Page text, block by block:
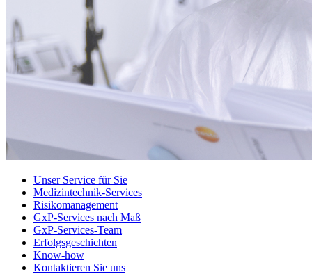
Unser Service für Sie
Medizintechnik-Services
Risikomanagement
GxP-Services nach Maß
GxP-Services-Team
Erfolgsgeschichten
Know-how
Kontaktieren Sie uns